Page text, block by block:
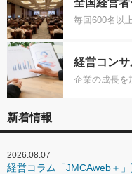
毎回600名以
経営コン
企業の成長を
新着情報
2026.08.07
経営コラム「JMCAweb＋